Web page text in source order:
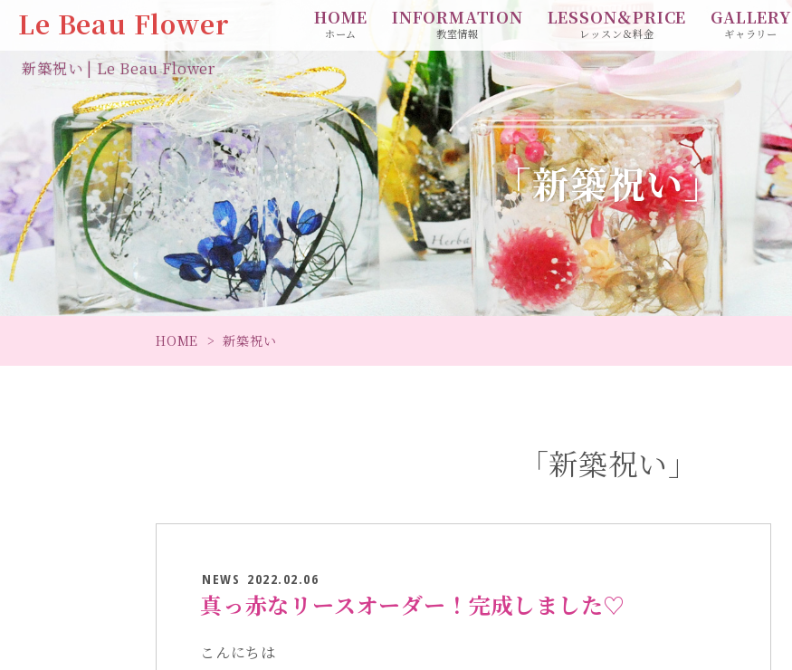
Le Beau Flower HOME
ホーム
INFORMATION
教室情報
LESSON＆PRICE
レッスン＆料金
GALLERY
ギャラリー
新築祝い | Le Beau Flower
「新築祝い」
HOME 新築祝い
「新築祝い」
NEWS 2022.02.06
真っ赤なリースオーダー！完成しました♡
こんにちは